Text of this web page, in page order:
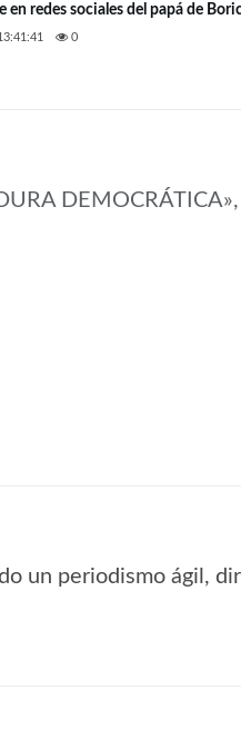
en redes sociales del papá de
0
un periodismo ágil,